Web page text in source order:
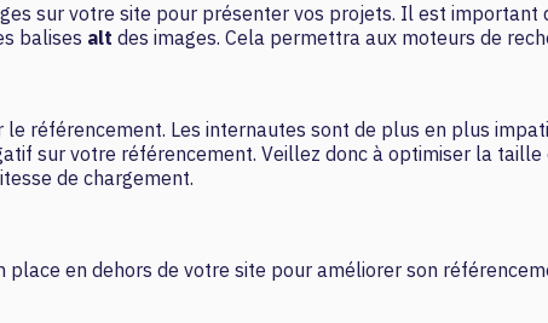
sur votre site pour présenter vos projets. Il est
balises alt des images. Cela permettra aux moteurs de
référencement. Les internautes sont de plus en plus
sur votre référencement. Veillez donc à optimiser la
de chargement.
place en dehors de votre site pour améliorer son